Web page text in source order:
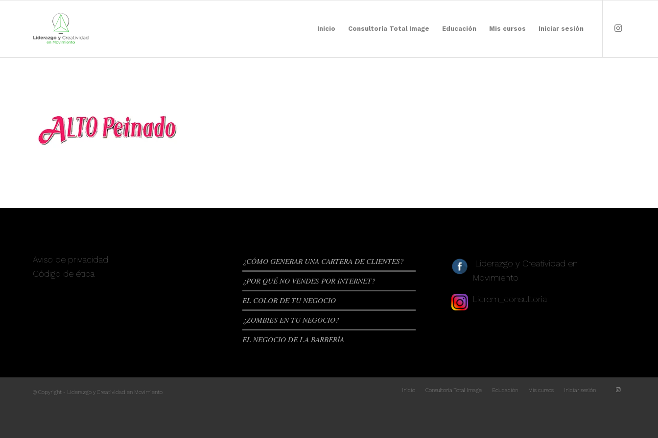
Inicio Consultoría Total Image Educación Mis cursos Iniciar sesión
Aviso de privacidad
Código de ética
¿CÓMO GENERAR UNA CARTERA DE CLIENTES?
¿POR QUÉ NO VENDES POR INTERNET?
EL COLOR DE TU NEGOCIO
¿ZOMBIES EN TU NEGOCIO?
EL NEGOCIO DE LA BARBERÍA
Liderazgo y Creatividad en
Movimiento
Licrem_consultoria
© Copyright - Liderazgo y Creatividad en Movimiento Inicio Consultoría Total Image Educación Mis cursos Iniciar sesión